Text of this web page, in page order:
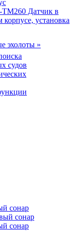
TM260 Датчик в
корпусе, установка
эхолоты »
судов
сонар
сонар
сонар